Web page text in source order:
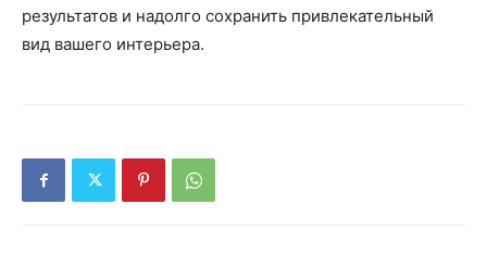
результатов и надолго сохранить привлекательный
вид вашего интерьера.